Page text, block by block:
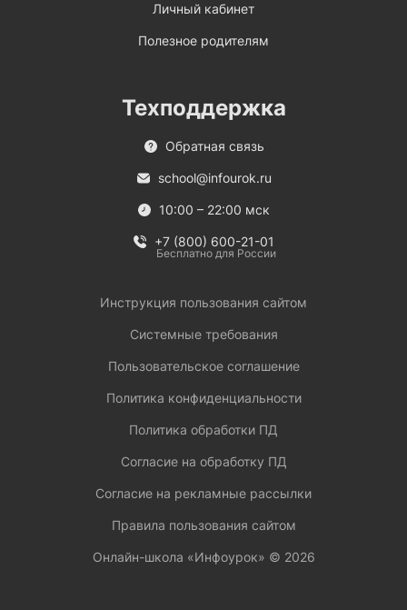
Личный кабинет
Полезное родителям
Техподдержка
Обратная связь
school@infourok.ru
10:00 – 22:00 мск
+7 (800) 600-21-01
Бесплатно для России
Инструкция пользования сайтом
Системные требования
Пользовательское соглашение
Политика конфиденциальности
Политика обработки ПД
Согласие на обработку ПД
Согласие на рекламные рассылки
Правила пользования сайтом
Онлайн-школа «Инфоурок» © 2026